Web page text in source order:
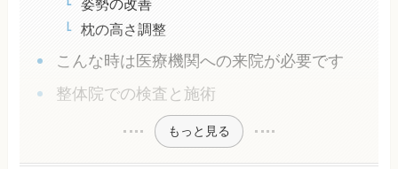
姿勢の改善
枕の高さ調整
こんな時は医療機関への来院が必要です
整体院での検査と施術
もっと見る